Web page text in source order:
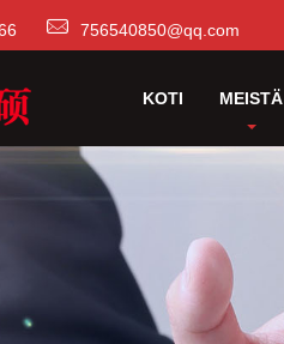
756540850@qq.com
KOTI MEISTÄ